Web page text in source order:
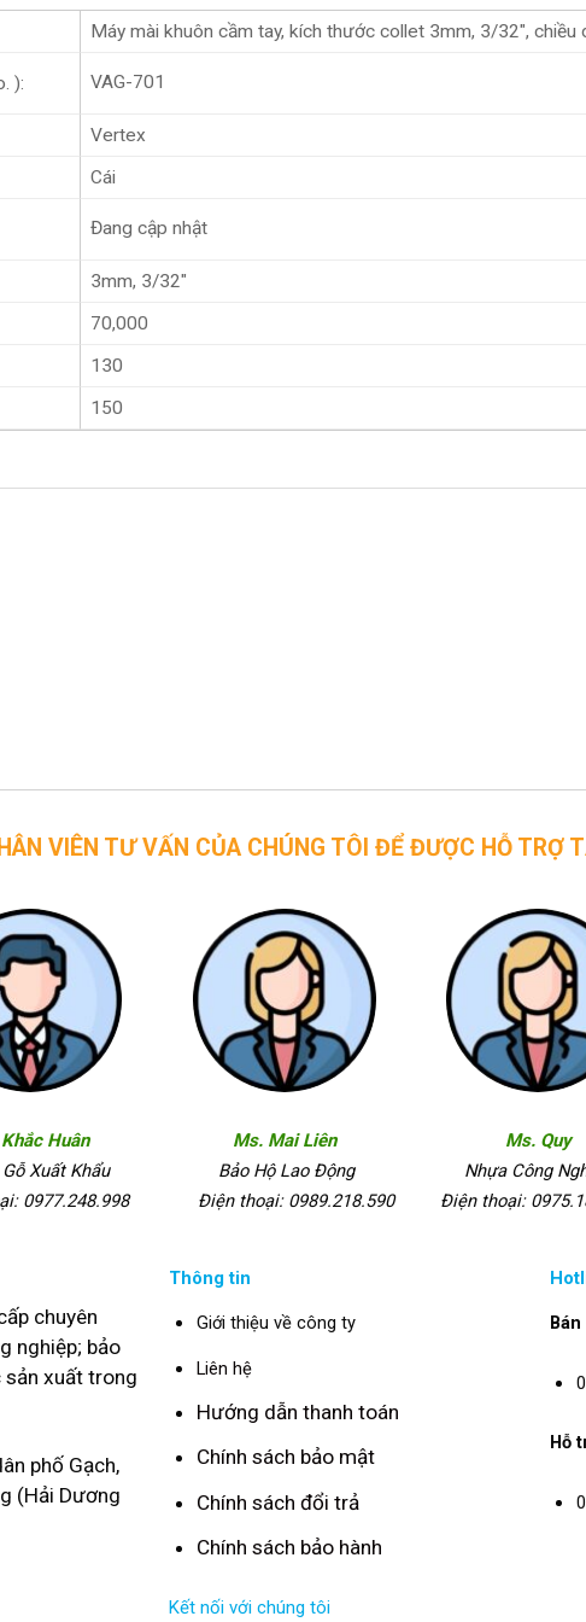
Máy mài khuôn cầm tay, kích thước collet 3mm, 3/32″, chiều
): VAG-701
Vertex
Cái
Đang cập nhật
3mm, 3/32″
70,000
130
150
CỦA CHÚNG TÔI ĐỂ ĐƯỢC HỖ TRỢ
Huân
Xuất Khẩu
0977.248.998
Ms. Mai Liên
Bảo Hộ Lao Động
Điện thoại: 0989.218.590
Ms. Quy
Nhựa Công
Điện thoại:
chuyên
nghiệp; bảo
sản xuất trong
phố Gạch,
(Hải Dương
Thông tin
Giới thiệu về công ty
Liên hệ
Hướng dẫn thanh toán
Chính sách bảo mật
Chính sách đổi trả
Chính sách bảo hành
Kết nối với chúng tôi
Hỗ